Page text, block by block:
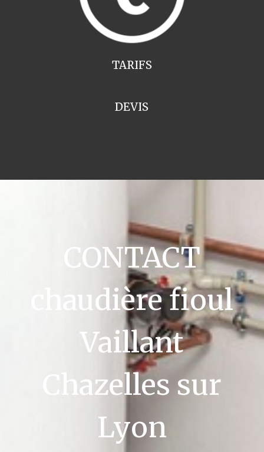
TARIFS
DEVIS
CONTACT
chaudière fioul
Vaillant
Chazelles sur
Lyon